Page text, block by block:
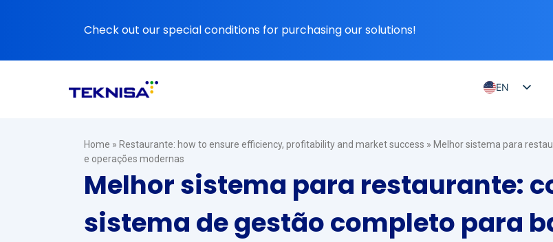
Check out our special conditions for purchasing our solutions!
EN
ES_CO
ES_CL
Home » Restaurante: how to ensure efficiency, profitability and market success » Melhor sistema para
e operações modernas
Melhor sistema para restaurante:
sistema de gestão completo para